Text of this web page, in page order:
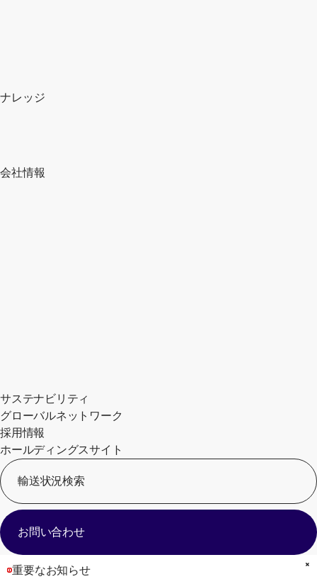
ナレッジ
会社情報
サステナビリティ
グローバルネットワーク
採用情報
ホールディングスサイト
輸送状況検索
[
お問い合わせ
重要なお知らせ